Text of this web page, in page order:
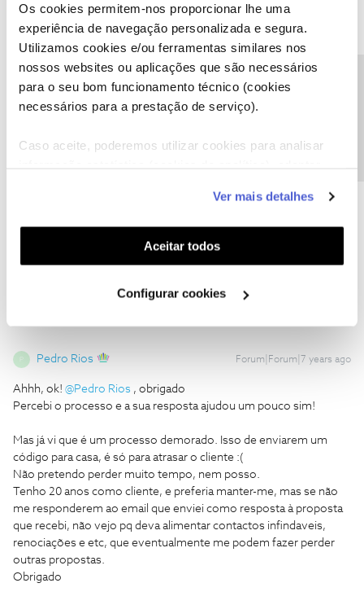
Os cookies permitem-nos proporcionar lhe uma
experiência de navegação personalizada e segura.
Utilizamos cookies e/ou ferramentas similares nos
nossos websites ou aplicações que são necessários
para o seu bom funcionamento técnico (cookies
necessários para a prestação de serviço).
Caso aceite, poderemos utilizar cookies para analisar
funcionalidades (cookies de personalização e
funcionalidade) e adaptar anúncios aos seus interesses
(cookies de publicidade personalizada). Pode gerir a
utilização dos cookies clicando em "Configurar
Ver mais detalhes
Aceitar todos
Configurar cookies
Acho que vou imprimir o formulário de denúncia e se não receber
nenhuma resposta ao meu email em tempo util, serei forçado a
entrega-lo numa loja própria da NOS.
Parece-me ser a forma mais celere.
Pedro Rios Forum|Forum|7 years ago
Ahhh, ok! @Pedro Rios , obrigado
Percebi o processo e a sua resposta ajudou um pouco sim!
Mas já vi que é um processo demorado. Isso de enviarem um
código para casa, é só para atrasar o cliente :(
Não pretendo perder muito tempo, nem posso.
Tenho 20 anos como cliente, e preferia manter-me, mas se não
me responderem ao email que enviei como resposta à proposta
que recebi, não vejo pq deva alimentar contactos infindaveis,
renociações e etc, que eventualmente me podem fazer perder
outras propostas.
Obrigado